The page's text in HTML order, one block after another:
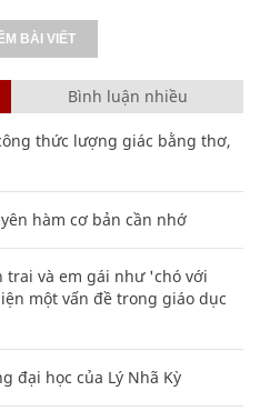
BÀI VIẾT
Bình luận nhiều
thức lượng giác bằng thơ,
hàm cơ bản cần nhớ
trai và em gái như 'chó với
một vấn đề trong giáo dục
đại học của Lý Nhã Kỳ